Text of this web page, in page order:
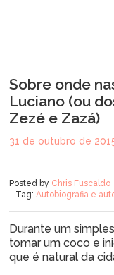
Sobre onde
Luciano (ou
Zezé e Zazá)
31 de outubro de
Posted by Chris Fuscaldo
Tag: Autobiografia e
Durante um
tomar um coco e
que é natural da